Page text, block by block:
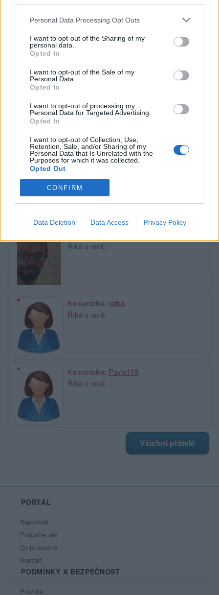
Personal Data Processing Opt Outs
I want to opt-out of the Sharing of my
personal data.
Opted In
I want to opt-out of the Sale of my
Personal Data.
Opted In
I want to opt-out of processing my
Personal Data for Targeted Advertising.
Opted In
I want to opt-out of Collection, Use,
Retention, Sale, and/or Sharing of my
Personal Data that Is Unrelated with the
Purposes for which it was collected.
Opted Out
CONFIRM
Data Deletion Data Access Privacy Policy
Líbí se:0
Oblibené místnosti: Žádné
Nápady / Stížnosti …,Diskuze k informacím pro…,Duchovní diskuze,Informace
pro uživatele,Kaple,Nahlasovani prispevku Nápady / stížnosti (pouze…
poradenství
Poslední 3 příspěvky na mé zdi
soucet
http://soucet.wz.cz/jung
Moji nejnovější přátelé
Říká o mně:
Kamarádka: ratka
Říká o mně:
Kamarádka: Pavla119
Říká o mně:
Všichni přátelé
PORTÁL
Nápověda
Podpořte nás
Co je nového
Kontakt
PODMÍNKY A BEZPEČNOST
Pravidla